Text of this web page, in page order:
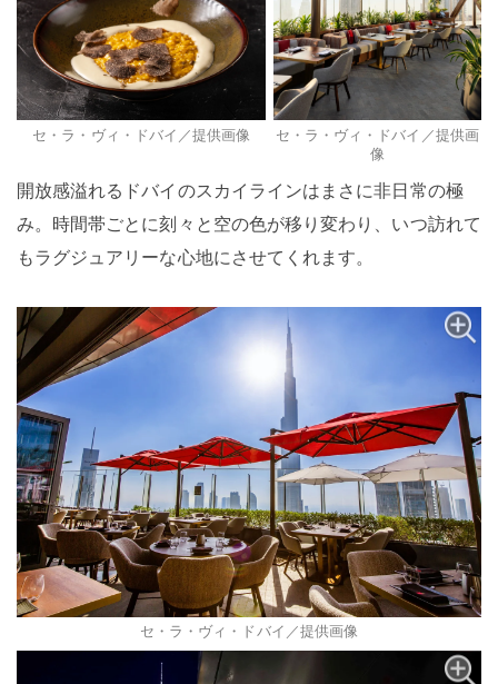
セ・ラ・ヴィ・ドバイ／提供画像
セ・ラ・ヴィ・ドバイ／提供画
像
開放感溢れるドバイのスカイラインはまさに非日常の極
み。時間帯ごとに刻々と空の色が移り変わり、いつ訪れて
もラグジュアリーな心地にさせてくれます。
セ・ラ・ヴィ・ドバイ／提供画像